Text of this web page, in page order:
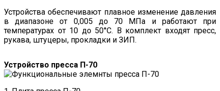
Устройства обеспечивают плавное изменение давления
в диапазоне от 0,005 до 70 МПа и работают при
температурах от 10 до 50°C. В комплект входят пресс,
рукава, штуцеры, прокладки и ЗИП.
Устройство пресса П-70